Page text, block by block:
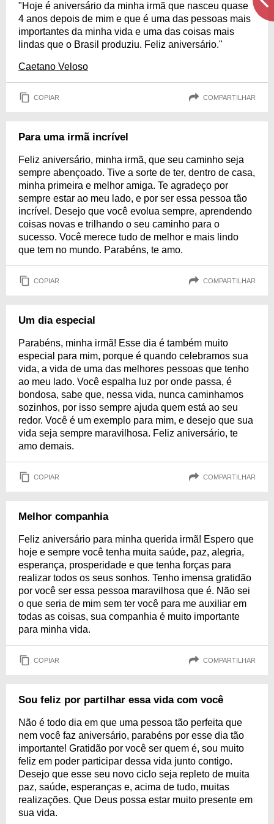
"Hoje é aniversário da minha irmã que nasceu quase
4 anos depois de mim e que é uma das pessoas mais
importantes da minha vida e uma das coisas mais
lindas que o Brasil produziu. Feliz aniversário."
Caetano Veloso
COPIAR COMPARTILHAR
Para uma irmã incrível
Feliz aniversário, minha irmã, que seu caminho seja
sempre abençoado. Tive a sorte de ter, dentro de casa,
minha primeira e melhor amiga. Te agradeço por
sempre estar ao meu lado, e por ser essa pessoa tão
incrível. Desejo que você evolua sempre, aprendendo
coisas novas e trilhando o seu caminho para o
sucesso. Você merece tudo de melhor e mais lindo
que tem no mundo. Parabéns, te amo.
COPIAR COMPARTILHAR
Um dia especial
Parabéns, minha irmã! Esse dia é também muito
especial para mim, porque é quando celebramos sua
vida, a vida de uma das melhores pessoas que tenho
ao meu lado. Você espalha luz por onde passa, é
bondosa, sabe que, nessa vida, nunca caminhamos
sozinhos, por isso sempre ajuda quem está ao seu
redor. Você é um exemplo para mim, e desejo que sua
vida seja sempre maravilhosa. Feliz aniversário, te
amo demais.
COPIAR COMPARTILHAR
Melhor companhia
Feliz aniversário para minha querida irmã! Espero que
hoje e sempre você tenha muita saúde, paz, alegria,
esperança, prosperidade e que tenha forças para
realizar todos os seus sonhos. Tenho imensa gratidão
por você ser essa pessoa maravilhosa que é. Não sei
o que seria de mim sem ter você para me auxiliar em
todas as coisas, sua companhia é muito importante
para minha vida.
COPIAR COMPARTILHAR
Sou feliz por partilhar essa vida com você
Não é todo dia em que uma pessoa tão perfeita que
nem você faz aniversário, parabéns por esse dia tão
importante! Gratidão por você ser quem é, sou muito
feliz em poder participar dessa vida junto contigo.
Desejo que esse seu novo ciclo seja repleto de muita
paz, saúde, esperanças e, acima de tudo, muitas
realizações. Que Deus possa estar muito presente em
sua vida.